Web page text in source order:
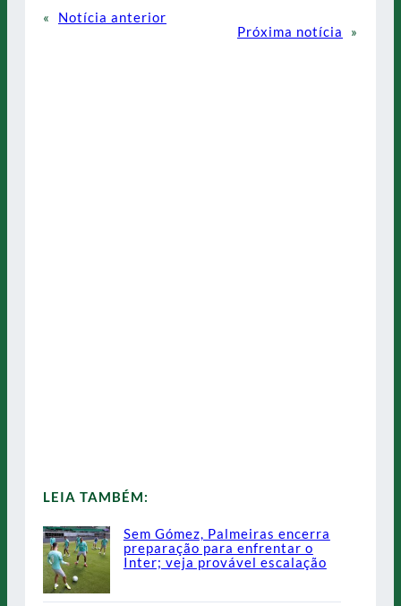
«
Notícia anterior
Próxima notícia
»
LEIA TAMBÉM:
Sem Gómez, Palmeiras encerra
preparação para enfrentar o
Inter; veja provável escalação